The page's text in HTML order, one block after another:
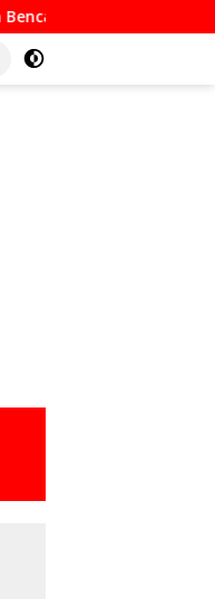
Mengajak Seluruh